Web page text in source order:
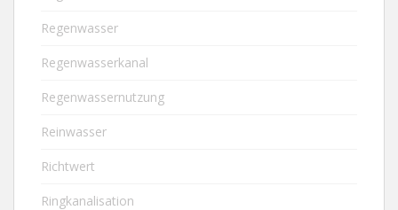
Regenwasser
Regenwasserkanal
Regenwassernutzung
Reinwasser
Richtwert
Ringkanalisation